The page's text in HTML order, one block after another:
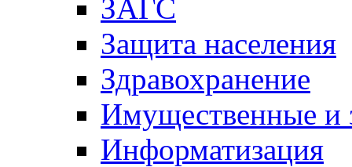
ЗАГС
Защита населения
Здравохранение
Имущественные и
Информатизация